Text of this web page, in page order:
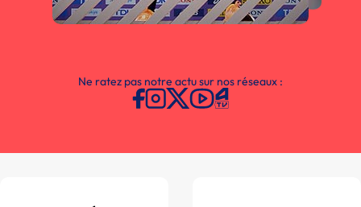
Ne ratez pas notre actu sur nos réseaux :